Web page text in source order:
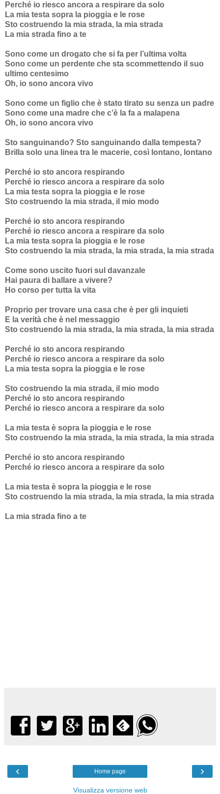
Perché io riesco ancora a respirare da solo
La mia testa sopra la pioggia e le rose
Sto costruendo la mia strada, la mia strada
La mia strada fino a te
Sono come un drogato che si fa per l’ultima volta
Sono come un perdente che sta scommettendo il suo
ultimo centesimo
Oh, io sono ancora vivo
Sono come un figlio che è stato tirato su senza un padre
Sono come una madre che c’è la fa a malapena
Oh, io sono ancora vivo
Sto sanguinando? Sto sanguinando dalla tempesta?
Brilla solo una linea tra le macerie, così lontano, lontano
Perché io sto ancora respirando
Perché io riesco ancora a respirare da solo
La mia testa sopra la pioggia e le rose
Sto costruendo la mia strada, il mio modo
Perché io sto ancora respirando
Perché io riesco ancora a respirare da solo
La mia testa sopra la pioggia e le rose
Sto costruendo la mia strada, la mia strada, la mia strada
Come sono uscito fuori sul davanzale
Hai paura di ballare a vivere?
Ho corso per tutta la vita
Proprio per trovare una casa che è per gli inquieti
E la verità che è nel messaggio
Sto costruendo la mia strada, la mia strada, la mia strada
Perché io sto ancora respirando
Perché io riesco ancora a respirare da solo
La mia testa sopra la pioggia e le rose
Sto costruendo la mia strada, il mio modo
Perché io sto ancora respirando
Perché io riesco ancora a respirare da solo
La mia testa è sopra la pioggia e le rose
Sto costruendo la mia strada, la mia strada, la mia strada
Perché io sto ancora respirando
Perché io riesco ancora a respirare da solo
La mia testa è sopra la pioggia e le rose
Sto costruendo la mia strada, la mia strada, la mia strada
La mia strada fino a te
‹ ›
Home page
Visualizza versione web